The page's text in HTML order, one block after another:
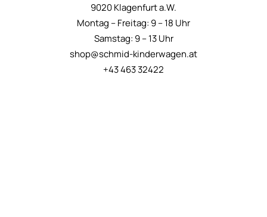
9020 Klagenfurt a.W.
Montag – Freitag: 9 – 18 Uhr
Samstag: 9 – 13 Uhr
shop@schmid-kinderwagen.at
+43 463 32422